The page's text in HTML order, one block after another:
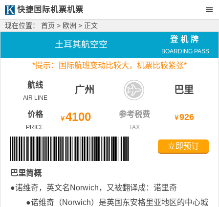
快捷国际机票机票
现在位置： 首页 > 欧洲 > 正文
土耳其航空空
登机牌
BOARDING PASS
*提示：国际航班变动比较大， 机票比较紧张*
航线
AIR LINE
广州 巴里
价格
PRICE
￥4100 参考税费
TAX
￥926
立即预订
巴里简概
●诺维奇，英文名Norwich，又被翻译成：诺里奇
●诺维奇（Norwich）是英国东安格里亚地区的中心城